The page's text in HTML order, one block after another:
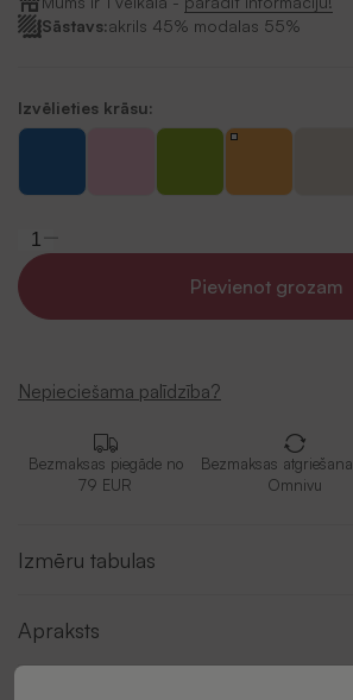
Sāstavs:akrils 45% modalas 55%
Izvēlieties krāsu:
Pievienot grozam
Nepieciešama palīdzība?
Bezmaksas piegāde no
79 EUR
Bezmaksas
Omnivu
Izmēru tabulas
Apraksts